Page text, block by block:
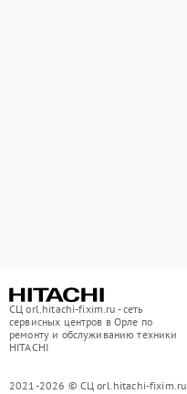
СЦ orl.hitachi-fixim.ru - сеть
сервисных центров в Орле по
ремонту и обслуживанию техники
HITACHI
2021-2026 © СЦ orl.hitachi-fixim.ru